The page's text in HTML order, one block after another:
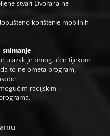
stvari Dvorana ne
korištenje mobilnih
snimanje
ulazak je omogućen tijekom
to ne ometa program,
radijskim i